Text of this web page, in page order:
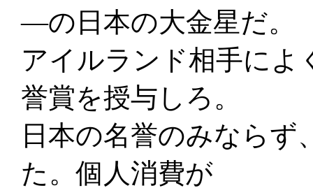
―の日本の大金星だ。
アイルランド相手によ
誉賞を授与しろ。
日本の名誉のみならず
た。個人消費が